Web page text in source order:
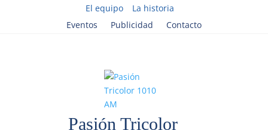
El equipo
La historia
Eventos
Publicidad Contacto